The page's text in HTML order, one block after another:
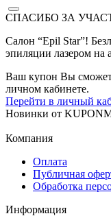
СПАСИБО ЗА
Салон “Epil Star”!
эпиляции лазером на
Ваш купон Вы
личном кабинете.
Перейти в личный
Новинки от
Компания
Оплата
Публичная
Обработка
Информация